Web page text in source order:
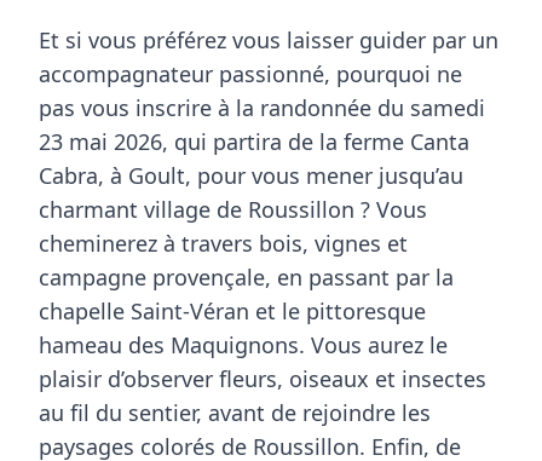
Et si vous préférez vous laisser guider par un
accompagnateur passionné, pourquoi ne
pas vous inscrire à la randonnée du samedi
23 mai 2026, qui partira de la ferme Canta
Cabra, à Goult, pour vous mener jusqu’au
charmant village de Roussillon ? Vous
cheminerez à travers bois, vignes et
campagne provençale, en passant par la
chapelle Saint-Véran et le pittoresque
hameau des Maquignons. Vous aurez le
plaisir d’observer fleurs, oiseaux et insectes
au fil du sentier, avant de rejoindre les
paysages colorés de Roussillon. Enfin, de